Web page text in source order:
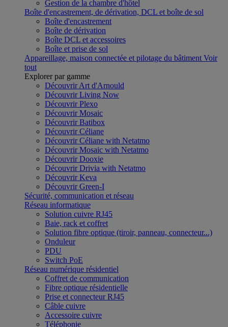
Gestion de la chambre d'hôtel
Boîte d'encastrement, de dérivation, DCL et boîte de sol
Boîte d'encastrement
Boîte de dérivation
Boîte DCL et accessoires
Boîte et prise de sol
Appareillage, maison connectée et pilotage du bâtiment Voir
tout
Explorer par gamme
Découvrir Art d'Arnould
Découvrir Living Now
Découvrir Plexo
Découvrir Mosaic
Découvrir Batibox
Découvrir Céliane
Découvrir Céliane with Netatmo
Découvrir Mosaic with Netatmo
Découvrir Dooxie
Découvrir Drivia with Netatmo
Découvrir Keva
Découvrir Green-I
Sécurité, communication et réseau
Réseau informatique
Solution cuivre RJ45
Baie, rack et coffret
Solution fibre optique (tiroir, panneau, connecteur...)
Onduleur
PDU
Switch PoE
Réseau numérique résidentiel
Coffret de communication
Fibre optique résidentielle
Prise et connecteur RJ45
Câble cuivre
Accessoire cuivre
Téléphonie